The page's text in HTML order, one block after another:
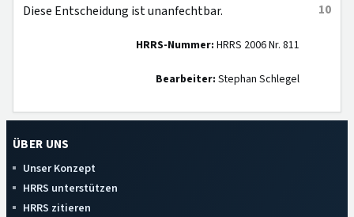
10
Diese Entscheidung ist unanfechtbar.
HRRS-Nummer: HRRS 2006 Nr. 811
Bearbeiter: Stephan Schlegel
ÜBER UNS
Unser Konzept
HRRS unterstützen
HRRS zitieren